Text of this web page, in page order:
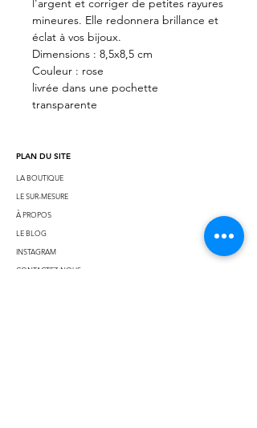
mineures. Elle redonnera brillance et
éclat à vos bijoux.
Dimensions : 8,5x8,5 cm
Couleur : rose
livrée dans une pochette
transparente
PLAN DU SITE
LA BOUTIQUE
LE SUR-MESURE
À PROPOS
LE BLOG
INSTAGRAM
CONTACTEZ-NOUS